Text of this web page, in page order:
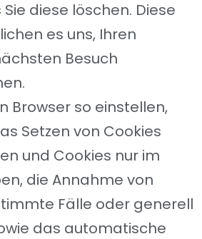
diese löschen. Diese
es uns, Ihren
Besuch
Browser so einstellen,
Setzen von Cookies
und Cookies nur im
die Annahme von
Fälle oder generell
das automatische